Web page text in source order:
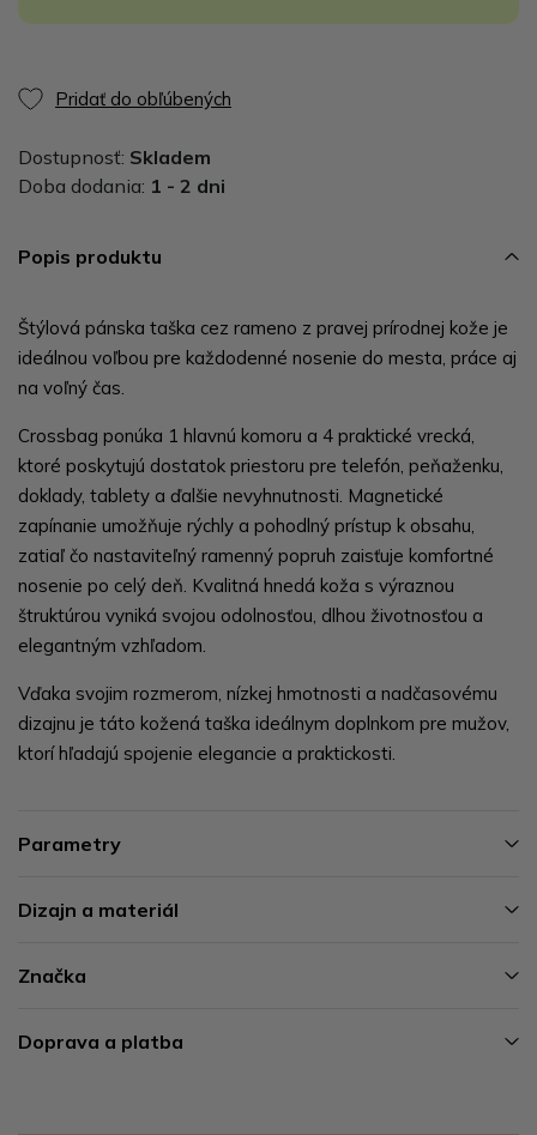
Pridať do obľúbených
Dostupnosť: Skladem
Doba dodania: 1 - 2 dni
Popis produktu
Štýlová pánska taška cez rameno z pravej prírodnej kože je
ideálnou voľbou pre každodenné nosenie do mesta, práce aj
na voľný čas.
Crossbag ponúka 1 hlavnú komoru a 4 praktické vrecká,
ktoré poskytujú dostatok priestoru pre telefón, peňaženku,
doklady, tablety a ďalšie nevyhnutnosti. Magnetické
zapínanie umožňuje rýchly a pohodlný prístup k obsahu,
zatiaľ čo nastaviteľný ramenný popruh zaisťuje komfortné
nosenie po celý deň. Kvalitná hnedá koža s výraznou
štruktúrou vyniká svojou odolnosťou, dlhou životnosťou a
elegantným vzhľadom.
Vďaka svojim rozmerom, nízkej hmotnosti a nadčasovému
dizajnu je táto kožená taška ideálnym doplnkom pre mužov,
ktorí hľadajú spojenie elegancie a praktickosti.
Parametry
Dizajn a materiál
Značka
Doprava a platba